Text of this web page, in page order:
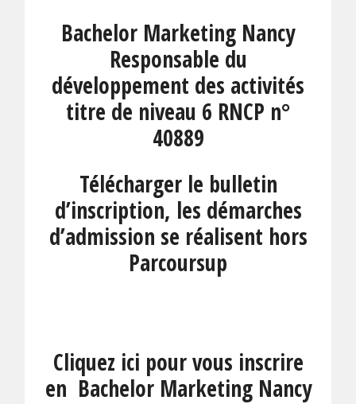
Bachelor Marketing Nancy
Responsable du
développement des activités
titre de niveau 6 RNCP n°
40889
Télécharger le bulletin
d’inscription, les démarches
d’admission se réalisent hors
Parcoursup
Cliquez ici pour vous inscrire
en Bachelor Marketing Nancy